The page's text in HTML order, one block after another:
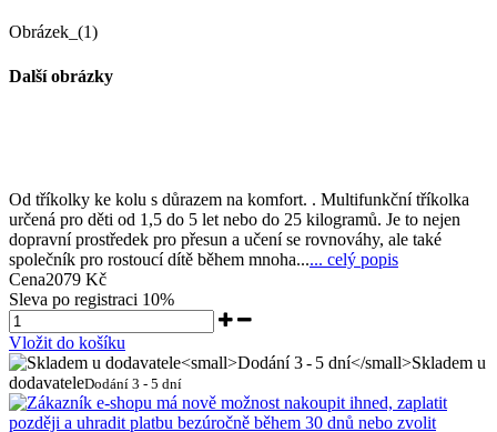
Obrázek_(1)
Další obrázky
Od tříkolky ke kolu s důrazem na komfort. . Multifunkční tříkolka
určená pro děti od 1,5 do 5 let nebo do 25 kilogramů. Je to nejen
dopravní prostředek pro přesun a učení se rovnováhy, ale také
společník pro rostoucí dítě během mnoha...... celý popis
Cena2079 Kč
Sleva po registraci 10%
Vložit do košíku
Skladem u
dodavateleDodání 3 - 5 dní